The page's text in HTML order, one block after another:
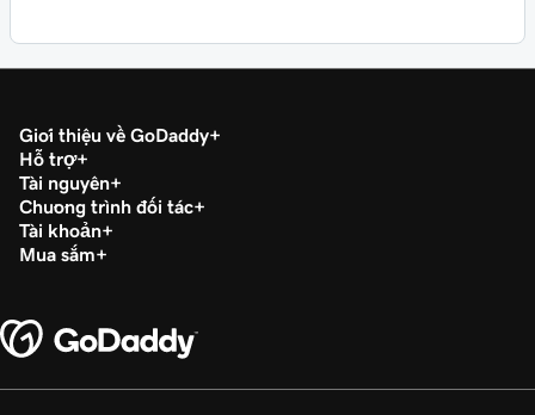
Giới thiệu về GoDaddy
Hỗ trợ
Tài nguyên
Chương trình đối tác
Tài khoản
Mua sắm